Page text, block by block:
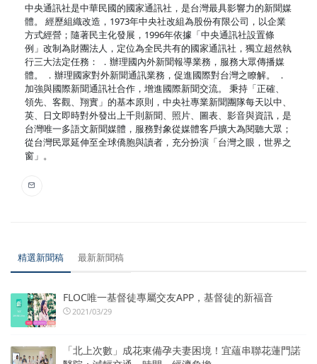
中央通訊社是中華民國的國家通訊社，是台灣最具影響力的新聞媒
體。 經歷組織改造，1973年中央社改組為股份有限公司，以企業
方式經營；隨著民主化發展，1996年依據「中央通訊社設置條
例」改制為財團法人，定位為全民共有的國家通訊社，獨立超然執
行三大法定任務： ．辦理國內外新聞報導業務，服務大眾傳播媒
體。 ．辦理國家對外新聞通訊業務，促進國際對台灣之瞭解。 ．
加強與國際新聞通訊社合作，增進國際新聞交流。 秉持「正確、
領先、客觀、翔實」的基本原則，中央社專業新聞團隊每天以中、
英、日文即時對外發出上千則新聞、照片、圖表、影音與資訊，是
台灣唯一多語文新聞媒體，服務對象從媒體客戶擴大為閱聽大眾；
從台灣民眾延伸至全球僑胞與讀者，充分扮演「台灣之眼，世界之
窗」。
精選新聞稿 最新新聞稿
FLOC唯一基督徒專屬交友APP，基督徒的新福音
2021/03/29
「北上次數」成花東備孕夫妻困境！宜蘊串聯花蓮門諾